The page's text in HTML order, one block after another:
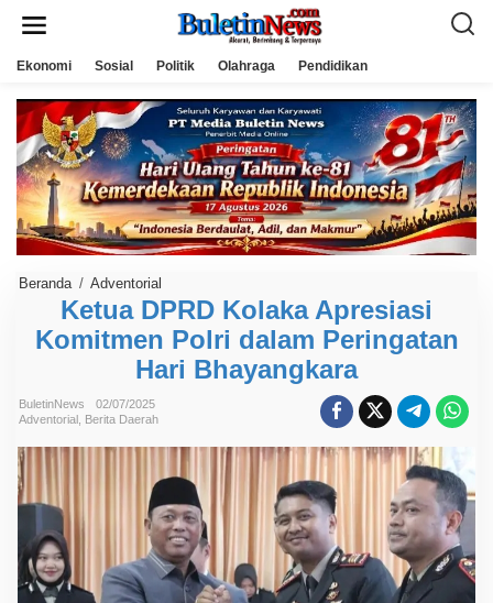
Ekonomi Sosial Politik Olahraga Pendidikan
Beranda / Adventorial
e
t
a
D
P
o
a
a
A
p
r
e
Ketua DPRD Kolaka Apresiasi
Komitmen Polri dalam Peringatan
Hari Bhayangkara
BuletinNews
02/07/2025
Adventorial Berita Daerah